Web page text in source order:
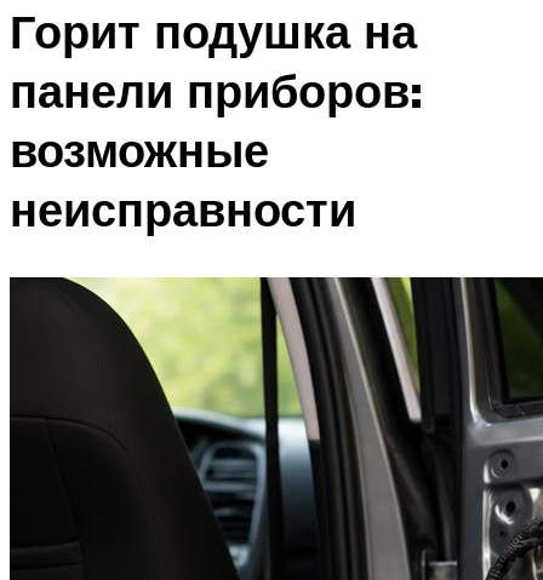
Горит подушка на
панели приборов:
возможные
неисправности